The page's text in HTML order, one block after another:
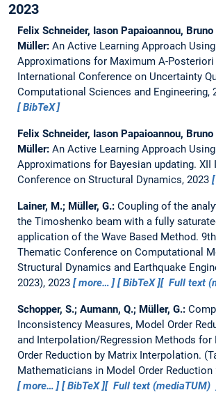
2023
Felix Schneider, Iason Papaioannou,
Müller: An Active Learning Approach
Approximations for Maximum A-
International Conference on Uncertainty
Computational Sciences and Engineering,
BibTeX
Felix Schneider, Iason Papaioannou,
Müller: An Active Learning Approach
Approximations for Bayesian updating. XII
Conference on Structural Dynamics, 2023
Lainer, M.; Müller, G.: Coupling of the
the Timoshenko beam with a fully
application of the Wave Based Method.
Thematic Conference on Computational
Structural Dynamics and Earthquake
2023), 2023
more… BibTeX Full text
Schopper, S.; Aumann, Q.; Müller, G.:
Inconsistency Measures, Model Order
and Interpolation/Regression Methods for
Order Reduction by Matrix Interpolation.
Mathematicians in Model Order Reduction
more…
BibTeX Full text (mediaTUM)